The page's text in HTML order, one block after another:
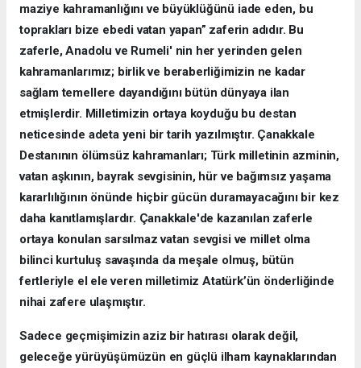
maziye kahramanlığını ve büyüklüğünü iade eden, bu
toprakları bize ebedi vatan yapan” zaferin adıdır. Bu
zaferle, Anadolu ve Rumeli' nin her yerinden gelen
kahramanlarımız; birlik ve beraberliğimizin ne kadar
sağlam temellere dayandığını bütün dünyaya ilan
etmişlerdir. Milletimizin ortaya koyduğu bu destan
neticesinde adeta yeni bir tarih yazılmıştır. Çanakkale
Destanının ölümsüz kahramanları; Türk milletinin azminin,
vatan aşkının, bayrak sevgisinin, hür ve bağımsız yaşama
kararlılığının önünde hiçbir gücün duramayacağını bir kez
daha kanıtlamışlardır. Çanakkale'de kazanılan zaferle
ortaya konulan sarsılmaz vatan sevgisi ve millet olma
bilinci kurtuluş savaşında da meşale olmuş, bütün
fertleriyle el ele veren milletimiz Atatürk’ün önderliğinde
nihai zafere ulaşmıştır.
Sadece geçmişimizin aziz bir hatırası olarak değil,
geleceğe yürüyüşümüzün en güçlü ilham kaynaklarından